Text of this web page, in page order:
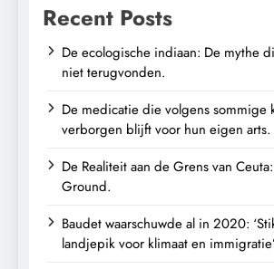
Recent Posts
De ecologische indiaan: De mythe
niet terugvonden.
De medicatie die volgens sommige
verborgen blijft voor hun eigen arts.
De Realiteit aan de Grens van
Ground.
Baudet waarschuwde al in 2020:
landjepik voor klimaat en